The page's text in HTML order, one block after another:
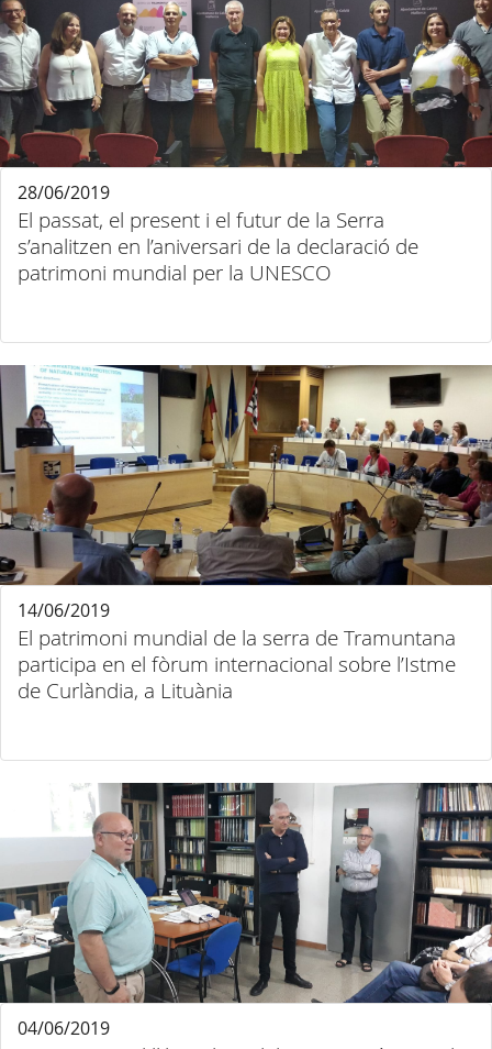
El passat, el present i el futur de la Serra
s’analitzen en l’aniversari de la declaració de
patrimoni mundial per la UNESCO
28/06/2019
El patrimoni mundial de la serra de Tramuntana
participa en el fòrum internacional sobre l’Istme
de Curlàndia, a Lituània
14/06/2019
04/06/2019